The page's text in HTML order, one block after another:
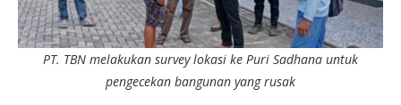
PT. TBN melakukan survey lokasi ke Puri Sadhana untuk
pengecekan bangunan yang rusak